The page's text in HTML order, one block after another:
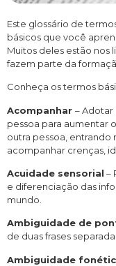
Este glossário de
básicos que você
Muitos deles estão nos
fazem parte da
Conheça os termos
Acompanhar –
pessoa para aumentar o
outra pessoa, entrando
acompanhar crenças,
Acuidade sensorial –
e diferenciação das
mundo.
Ambiguidade de
de duas frases
Ambiguidade